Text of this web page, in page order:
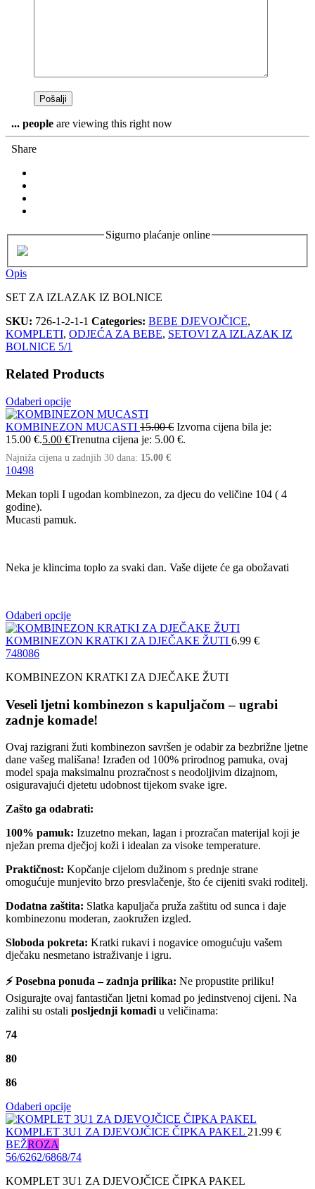
... people are viewing this right now
Share
Sigurno plaćanje online
Opis
SET ZA IZLAZAK IZ BOLNICE
SKU: 726-1-2-1-1 Categories: BEBE DJEVOJČICE,
KOMPLETI, ODJEĆA ZA BEBE, SETOVI ZA IZLAZAK IZ
BOLNICE 5/1
Related Products
Odaberi opcije
KOMBINEZON MUCASTI 15.00€ Izvorna cijena bila je:
15.00 €.5.00 €Trenutna cijena je: 5.00 €.
Najniža cijena u zadnjih 30 dana: 15.00 €
10498
Mekan topli I ugodan kombinezon, za djecu do veličine 104 ( 4
godine).
Mucasti pamuk.
Neka je klincima toplo za svaki dan. Vaše dijete će ga obožavati
Odaberi opcije
KOMBINEZON KRATKI ZA DJEČAKE ŽUTI 6.99 €
748086
KOMBINEZON KRATKI ZA DJEČAKE ŽUTI
Veseli ljetni kombinezon s kapuljačom – ugrabi
zadnje komade!
Ovaj razigrani žuti kombinezon savršen je odabir za bezbrižne ljetne
dane vašeg mališana! Izrađen od 100% prirodnog pamuka, ovaj
model spaja maksimalnu prozračnost s neodoljivim dizajnom,
osiguravajući djetetu udobnost tijekom svake igre.
Zašto ga odabrati:
100% pamuk: Izuzetno mekan, lagan i prozračan materijal koji je
nježan prema dječjoj koži i idealan za visoke temperature.
Praktičnost: Kopčanje cijelom dužinom s prednje strane
omogućuje munjevito brzo presvlačenje, što će cijeniti svaki roditelj.
Dodatna zaštita: Slatka kapuljača pruža zaštitu od sunca i daje
kombinezonu moderan, zaokružen izgled.
Sloboda pokreta: Kratki rukavi i nogavice omogućuju vašem
dječaku nesmetano istraživanje i igru.
⚡ Posebna ponuda – zadnja prilika: Ne propustite priliku!
Osigurajte ovaj fantastičan ljetni komad po jedinstvenoj cijeni. Na
zalihi su ostali posljednji komadi u veličinama:
74
80
86
Odaberi opcije
KOMPLET 3U1 ZA DJEVOJČICE ČIPKA PAKEL 21.99 €
BEŽROZA
56/6262/6868/74
KOMPLET 3U1 ZA DJEVOJČICE ČIPKA PAKEL